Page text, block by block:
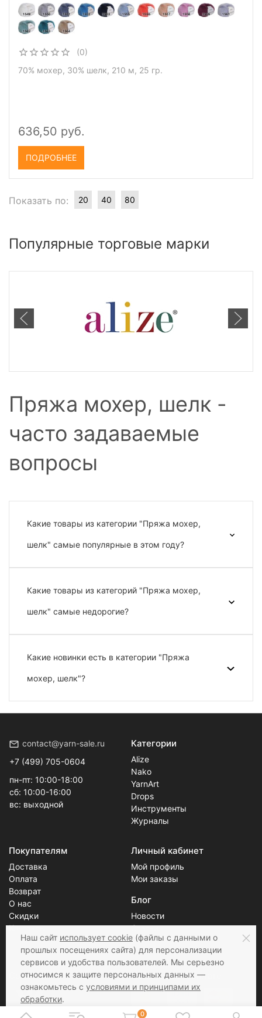
(0)
70% мохер, 30% шелк, 210 м, 25 гр.
636,50 руб.
ПОДРОБНЕЕ
Показать по: 20 40 80
Популярные торговые марки
Пряжа мохер, шелк -
часто задаваемые
вопросы
Какие товары из категории "Пряжа мохер,
шелк" самые популярные в этом году?
Какие товары из категорий "Пряжа мохер,
шелк" самые недорогие?
Какие новинки есть в категории "Пряжа
мохер, шелк"?
contact@yarn-sale.ru
+7 (499) 705-0604
пн-пт: 10:00-18:00
сб: 10:00-16:00
вс: выходной
Категории
Alize
Nako
YarnArt
Drops
Инструменты
Журналы
Покупателям
Доставка
Оплата
Возврат
О нас
Скидки
Контакты
Личный кабинет
Мой профиль
Мои заказы
Блог
Новости
Статьи
Соцсети Принимаем к оплате
Наш сайт использует cookie (файлы с данными о
прошлых посещениях сайта) для персонализации
сервисов и удобства пользователей. Мы серьезно
относимся к защите персональных данных —
ознакомьтесь с условиями и принципами их
обработки.
Вы можете запретить сохранение cookie в
0